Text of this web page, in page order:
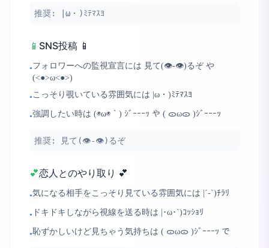
推奨: |ω・)ﾐﾃﾏｽﾖ
📱 SNS投稿 📱
•フォロワーへの監視宣言には 見て(👁-👁)るぞ や
(<●>ω<●>)
•こっそり覗いている雰囲気には |ω・)ﾐﾃﾏｽﾖ
•強調したい時は (◉ω◉｀) ｼﾞｰｰｰｯ や ( ᯣωᯣ )ｼﾞｰｰｰｯ
推奨: 見て(👁-👁)るぞ
💕恋人とのやり取り 💕
•気になる相手をこっそり見ている雰囲気には |´-`)ﾁﾗﾘ
• ドキドキしながら視線を送る時は |･ω･`)ｺｯｼｮﾘ
•恥ずかしいけど見ちゃう気持ちは ( ᯣωᯣ )ｼﾞｰｰｰｯ で